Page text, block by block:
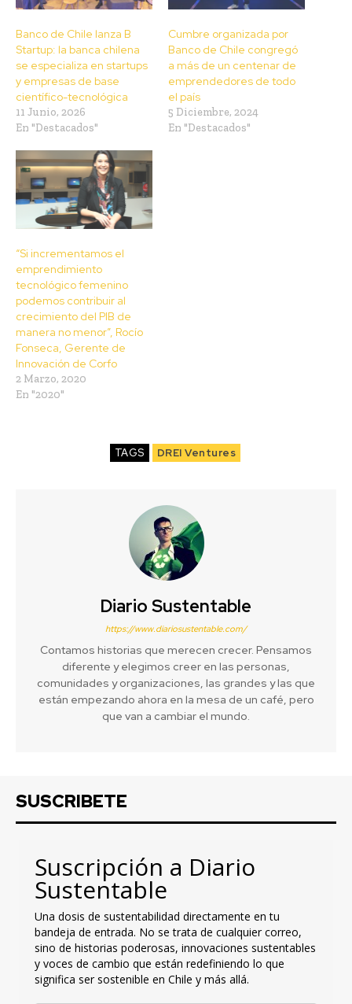
Banco de Chile lanza B
Startup: la banca chilena
se especializa en startups
y empresas de base
científico-tecnológica
11 Junio, 2026
En "Destacados"
Cumbre organizada por
Banco de Chile congregó
a más de un centenar de
emprendedores de todo
el país
5 Diciembre, 2024
En "Destacados"
“Si incrementamos el
emprendimiento
tecnológico femenino
podemos contribuir al
crecimiento del PIB de
manera no menor”, Rocío
Fonseca, Gerente de
Innovación de Corfo
2 Marzo, 2020
En "2020"
TAGS DREI Ventures
Diario Sustentable
https://www.diariosustentable.com/
Contamos historias que merecen crecer. Pensamos
diferente y elegimos creer en las personas,
comunidades y organizaciones, las grandes y las que
están empezando ahora en la mesa de un café, pero
que van a cambiar el mundo.
SUSCRIBETE
Suscripción a Diario
Sustentable
Una dosis de sustentabilidad directamente en tu
bandeja de entrada. No se trata de cualquier correo,
sino de historias poderosas, innovaciones sustentables
y voces de cambio que están redefiniendo lo que
significa ser sostenible en Chile y más allá.